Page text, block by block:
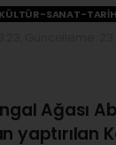
KÜLTÜR-SANAT-TARIH
Ağası
yaptırılan